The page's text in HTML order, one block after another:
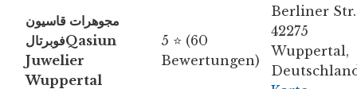
مجوهرات قاسيون
فوبرتالQasiun
Juwelier
Wuppertal
5 ⭐ (60
Bewertungen)
Berliner Str.
42275
Wuppertal,